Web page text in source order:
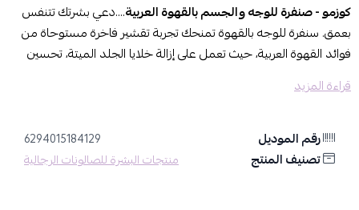
كوزمو - صنفرة للوجه والجسم بالقهوة العربية….دعي بشرتك تتنفس
بعمق. سنفرة للوجه بالقهوة تمنحك تجربة تقشير فاخرة مستوحاة من
فوائد القهوة العربية، حيث تعمل على إزالة خلايا الجلد الميتة، تحسين
مميزات كوزمو سنفرة للوجه بالقهوه
تمنح بشرتك تقشير وتنظيف عميق بفضل حبيبات القهوة الطبيعية.
يساعد على تنشيط الدورة الدموية
قراءة المزيد
رقم الموديل 6294015184129
تصنيف المنتج منتجات البشرة للصالونات الرجالية